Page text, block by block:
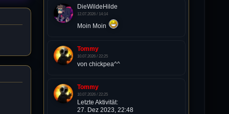
DieWildeHilde
12.07.2026 / 14:14
Moin Moin
Tommy
10.07.2026 / 22:25
von chickpea^^
Tommy
10.07.2026 / 22:25
Letzte Aktivität:
27. Dez 2023, 22:48